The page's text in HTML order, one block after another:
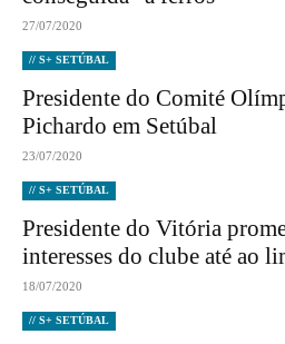
27/07/2020
// S+ SETÚBAL
Presidente do Comité
Pichardo em Setúbal
23/07/2020
// S+ SETÚBAL
Presidente do Vitória
interesses do clube até ao
18/07/2020
// S+ SETÚBAL